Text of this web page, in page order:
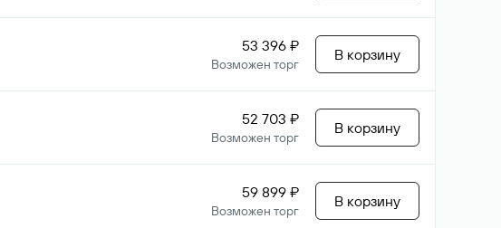
53 396 ₽
Возможен торг
В корзину
52 703 ₽
Возможен торг
В корзину
59 899 ₽
Возможен торг
В корзину